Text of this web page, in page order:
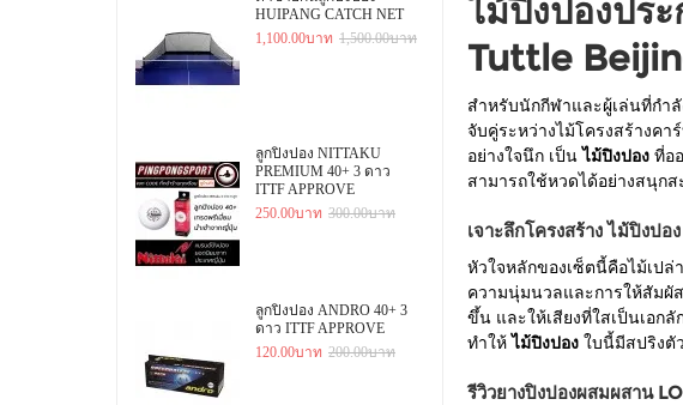
HUIPANG CATCH NET
1,100.00บาท 1,500.00บาท
ลูกปิงปอง NITTAKU
PREMIUM 40+ 3 ดาว
ITTF APPROVE
250.00บาท 300.00บาท
ลูกปิงปอง ANDRO 40+ 3
ดาว ITTF APPROVE
120.00บาท 200.00บาท
ไม้ปิงปองปร
Tuttle
สำหรับนักกีฬาและผู้เล่นที่กำลั
จับคู่ระหว่างไม้โครงสร้างค
อย่างใจนึก เป็น ไม้ปิงปองที่ออ
สามารถใช้หวดได้อย่างสนุก
เจาะลึกโครงสร้าง ไม้ปิง
หัวใจหลักของเซ็ตนี้คือไม้เปล่
ความนุ่มนวลและการให้สัมผั
ขึ้น และให้เสียงที่ใสเป็นเอก
ทำให้ ไม้ปิงปองใบนี้มีสปริงตั
รีวิวยางปิงปองผสมผสาน